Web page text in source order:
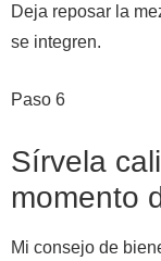
Deja reposar la
se integren.
Paso 6
Sírvela
momento
Mi consejo de